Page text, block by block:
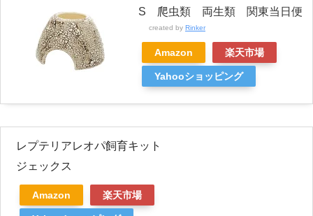
S 爬虫類 両生類 関東当日便
created by Rinker
Amazon 楽天市場
Yahooショッピング
レプテリアレオパ飼育キット
ジェックス
Amazon 楽天市場